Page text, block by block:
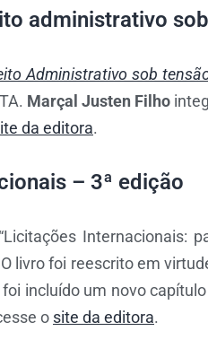
administrativo
Administrativo sob
Marçal Justen Filho
da editora.
– 3ª edição
Internacionais:
livro foi reescrito em
incluído um novo
o site da editora.